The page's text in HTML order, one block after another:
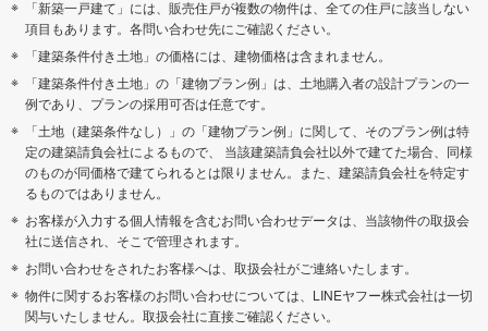
「新築一戸建て」には、販売住戸が複数の物件は、全ての住戸に該当しない
項目もあります。各問い合わせ先にご確認ください。
「建築条件付き土地」の価格には、建物価格は含まれません。
「建築条件付き土地」の「建物プラン例」は、土地購入者の設計プランの一
例であり、プランの採用可否は任意です。
「土地（建築条件なし）」の「建物プラン例」に関して、そのプラン例は特
定の建築請負会社によるもので、 当該建築請負会社以外で建てた場合、同様
のものが同価格で建てられるとは限りません。また、建築請負会社を特定す
るものではありません。
お客様が入力する個人情報を含むお問い合わせデータは、当該物件の取扱会
社に送信され、そこで管理されます。
お問い合わせをされたお客様へは、取扱会社がご連絡いたします。
物件に関するお客様のお問い合わせについては、LINEヤフー株式会社は一切
関与いたしません。取扱会社に直接ご確認ください。